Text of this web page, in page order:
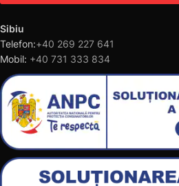
Sibiu
Telefon:+40 269 227 641
Mobil: +40 731 333 834